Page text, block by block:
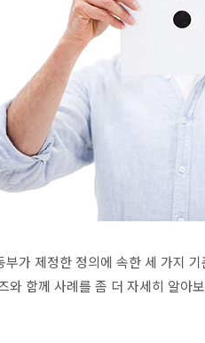
부가 제정한 정의에 속한 세 가지
와 함께 사례를 좀 더 자세히 알아